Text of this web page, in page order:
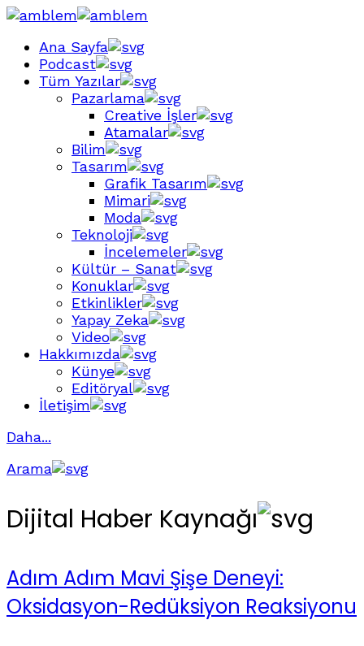
Ana Sayfa
Podcast
Tüm Yazılar
Pazarlama
Creative İşler
Atamalar
Bilim
Tasarım
Grafik Tasarım
Mimari
Moda
Teknoloji
İncelemeler
Kültür – Sanat
Konuklar
Etkinlikler
Yapay Zeka
Video
Hakkımızda
Künye
Editöryal
İletişim
Daha...
Arama
Dijital Haber Kaynağı
Adım Adım Mavi Şişe Deneyi:
Oksidasyon-Redüksiyon Reaksiyonu